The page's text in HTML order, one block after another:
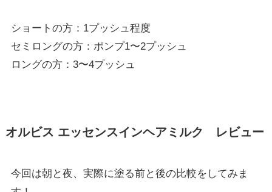
ショートの方：1プッシュ程度
セミロングの方：ポンプ1〜2プッシュ
ロングの方：3〜4プッシュ
オルビス エッセンスインヘアミルク レビュー
今回は朝と夜、実際に塗る前と後の比較をしてみま